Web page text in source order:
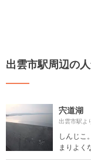
出雲市駅周辺の
宍道湖
出雲市駅よ
しんじこ
まりよく